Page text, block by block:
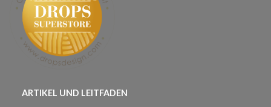
ARTIKEL UND LEITFADEN